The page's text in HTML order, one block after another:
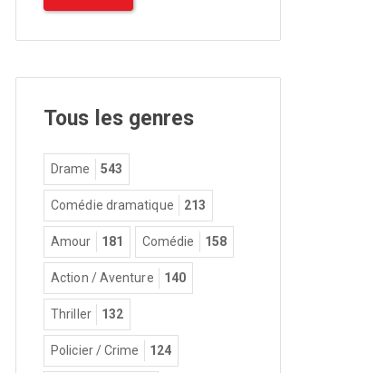
Tous les genres
Drame 543
Comédie dramatique 213
Amour 181 Comédie 158
Action / Aventure 140
Thriller 132
Policier / Crime 124